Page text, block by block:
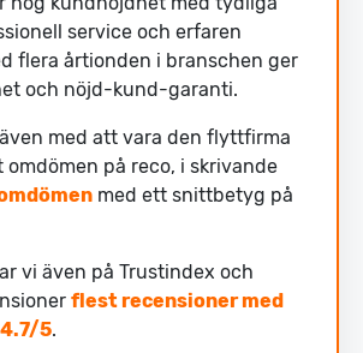
service och erfaren
flera årtionden i branschen ger
och nöjd-kund-garanti.
med att vara den flyttfirma
omdömen på reco, i skrivande
med ett snittbetyg på
vi även på Trustindex och
flest recensioner med
5.